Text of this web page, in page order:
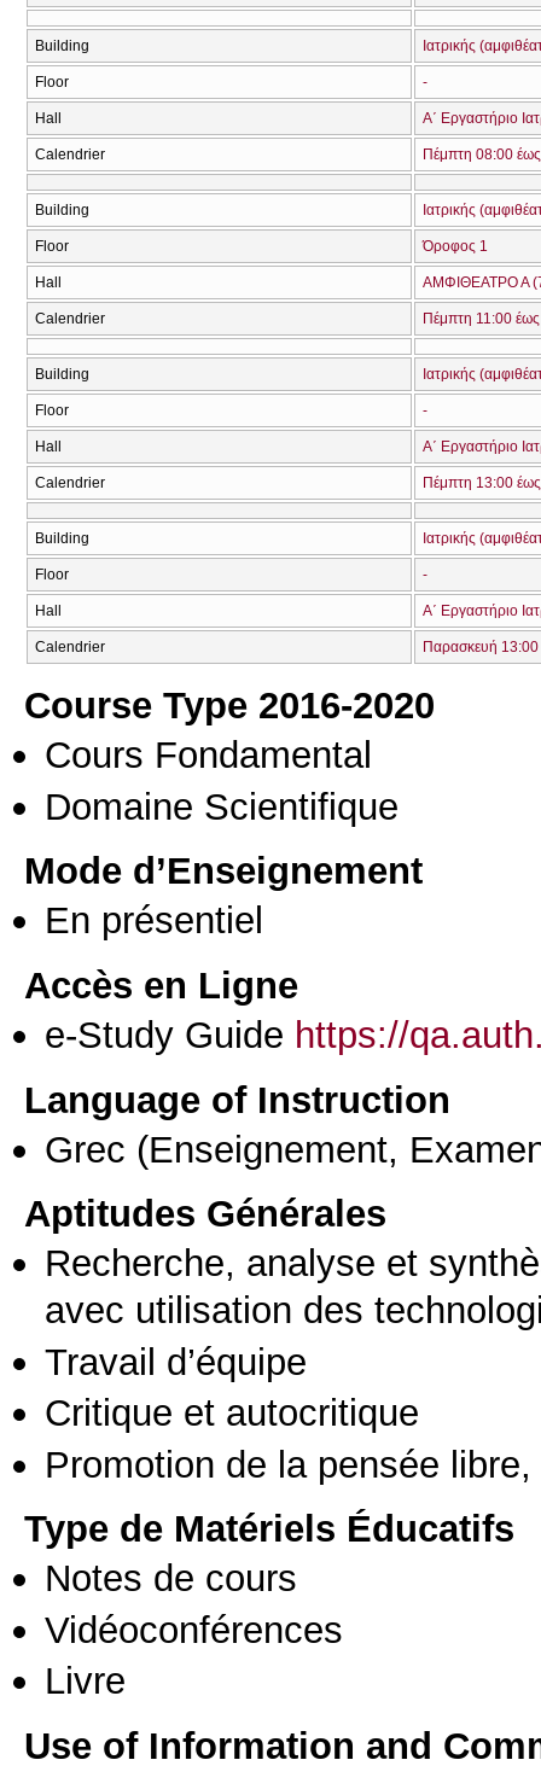
Building Ιατρικής
Floor -
Hall Α΄ Εργαστήριο
Calendrier Πέμπτη 08:00
Building Ιατρικής
Floor Όροφος 1
Hall ΑΜΦΙΘΕΑΤΡΟ Α
Calendrier Πέμπτη 11:00
Building Ιατρικής
Floor -
Hall Α΄ Εργαστήριο
Calendrier Πέμπτη 13:00
Building Ιατρικής
Floor -
Hall Α΄ Εργαστήριο
Calendrier Παρασκευή
Course Type 2016-2020
Cours Fondamental
Domaine Scientifique
Mode d’Enseignement
En présentiel
Accès en Ligne
e-Study Guide https://
Language of Instruction
Grec (Enseignement,
Aptitudes Générales
Recherche, analyse et
avec utilisation des
Travail d’équipe
Critique et autocritique
Promotion de la pensée
Type de Matériels Éducatifs
Notes de cours
Vidéoconférences
Livre
Use of Information and